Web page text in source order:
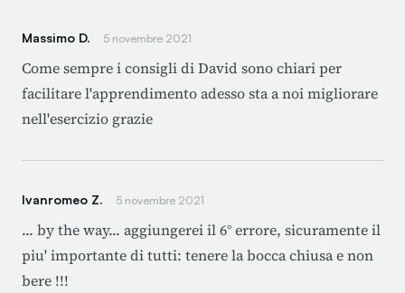
Massimo D. 5 novembre 2021
Come sempre i consigli di David sono chiari per
facilitare l'apprendimento adesso sta a noi migliorare
nell'esercizio grazie
Ivanromeo Z. 5 novembre 2021
... by the way... aggiungerei il 6° errore, sicuramente il
piu' importante di tutti: tenere la bocca chiusa e non
bere !!!